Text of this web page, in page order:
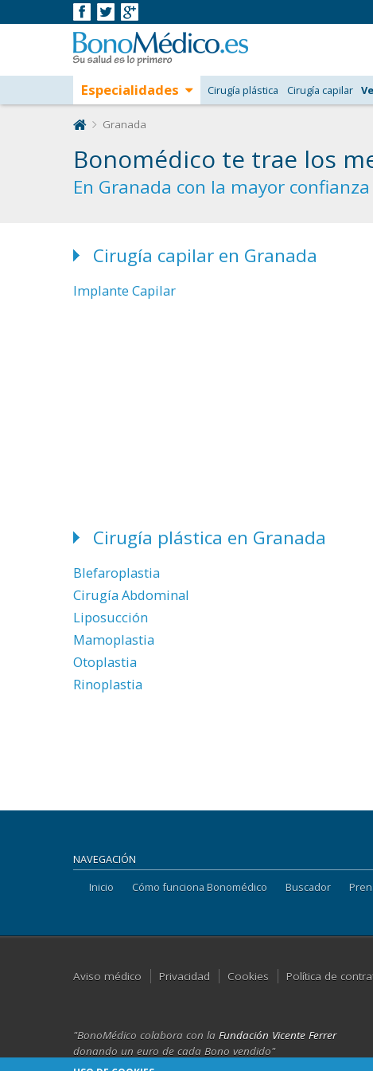
Granada
Bonomédico te trae los
En Granada con la mayor
Cirugía capilar en Granada
Implante Capilar
Cirugía plástica en Granada
Blefaroplastia
Cirugía Abdominal
Liposucción
Mamoplastia
Otoplastia
Rinoplastia
NAVEGACIÓN
Inicio
Cómo funciona Bonomédico Buscador
Aviso médico Privacidad Cookies Política de
"BonoMédico colabora con la Fundación Vicente Ferrer
donando un euro de cada Bono vendido"
Especialidades Cirugía plástica Cirugía capilar